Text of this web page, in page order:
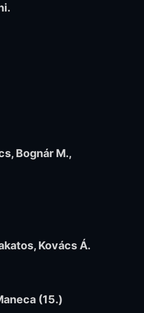
Bognár M.,
Kovács Á.
(15.)